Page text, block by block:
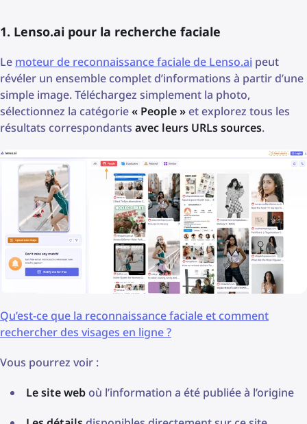
1. Lenso.ai pour la recherche faciale
Le moteur de reconnaissance faciale de Lenso.ai peut
révéler un ensemble complet d’informations à partir d’une
simple image. Téléchargez simplement la photo,
sélectionnez la catégorie« People »et explorez tous les
résultats correspondants avec leurs URLs sources.
Qu’est-ce que la reconnaissance faciale et comment
rechercher des visages en ligne ?
Vous pourrez voir :
Le site weboù l’information a été publiée à l’origine